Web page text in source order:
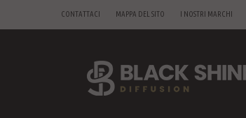
CONTATTACI MAPPA DEL SITO I NOSTRI MARCHI